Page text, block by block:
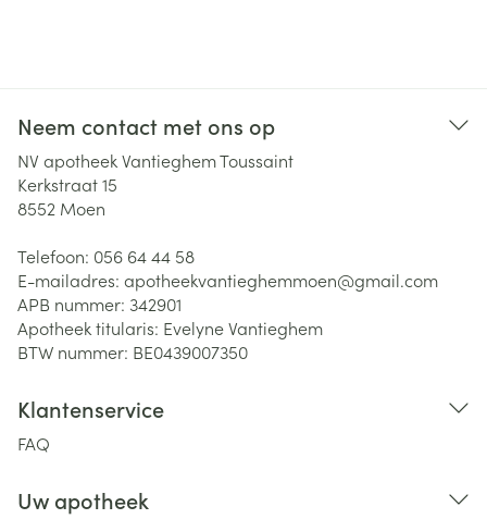
Neem contact met ons op
NV apotheek Vantieghem Toussaint
Kerkstraat 15
8552 Moen
Telefoon: 056 64 44 58
E-mailadres: apotheekvantieghemmoen@gmail.com
APB nummer: 342901
Apotheek titularis: Evelyne Vantieghem
BTW nummer: BE0439007350
Klantenservice
FAQ
Uw apotheek